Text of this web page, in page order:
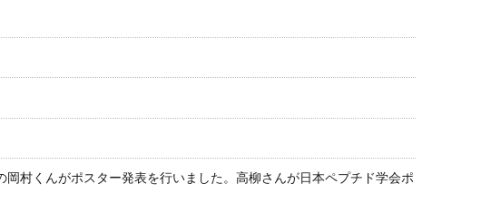
村くんがポスター発表を行いました。高柳さんが日本ペプチド学会ポ